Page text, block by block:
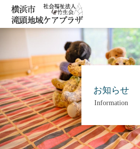
お知らせ
Information
施設概要
サービス
貸室